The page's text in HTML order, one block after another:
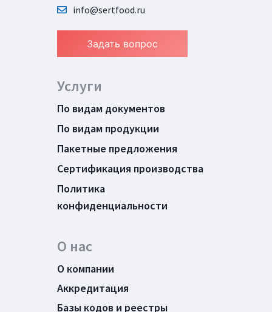
info@sertfood.ru
Задать вопрос
Услуги
По видам документов
По видам продукции
Пакетные предложения
Сертификация производства
Политика
конфиденциальности
О нас
О компании
Аккредитация
Базы кодов и реестры